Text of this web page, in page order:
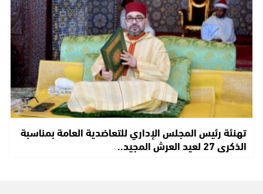
تهنئة رئيس المجلس الإداري للتعاضدية العامة بمناسبة
الذكرى 27 لعيد العرش المجيد..